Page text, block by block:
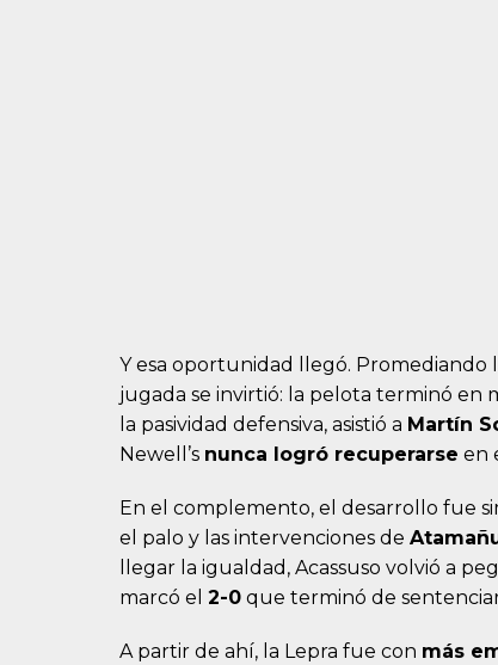
Y esa oportunidad llegó. Promediando
jugada se invirtió: la pelota terminó en
la pasividad defensiva, asistió a Martín
Newell’s nunca logró recuperarse en
En el complemento, el desarrollo fue
el palo y las intervenciones de
llegar la igualdad, Acassuso volvió a
marcó el 2-0 que terminó de
A partir de ahí, la Lepra fue con más